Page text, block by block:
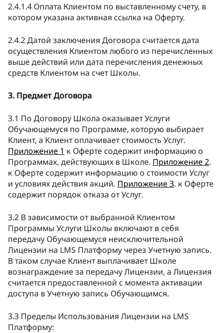
2.4.1.4 Оплата Клиентом по выставленному счету, в
котором указана активная ссылка на Оферту.
2.4.2 Датой заключения Договора считается дата
осуществления Клиентом любого из перечисленных
выше действий или дата перечисления денежных
средств Клиентом на счет Школы.
3. Предмет Договора
3.1 По Договору Школа оказывает Услуги
Обучающемуся по Программе, которую выбирает
Клиент, а Клиент оплачивает стоимость Услуг.
Приложение 1 к Оферте содержит информацию о
Программах, действующих в Школе. Приложение 2.
к Оферте содержит информацию о стоимости Услуг
и условиях действия акций. Приложение 3. к Оферте
содержит порядок отказа от Услуг.
3.2 В зависимости от выбранной Клиентом
Программы Услуги Школы включают в себя
передачу Обучающемуся неисключительной
Лицензии на LMS Платформу через Учетную запись.
В таком случае Клиент выплачивает Школе
вознаграждение за передачу Лицензии, а Лицензия
считается предоставленной с момента активации
доступа в Учетную запись Обучающимся.
3.3 Пределы Использования Лицензии на LMS
Платформу: